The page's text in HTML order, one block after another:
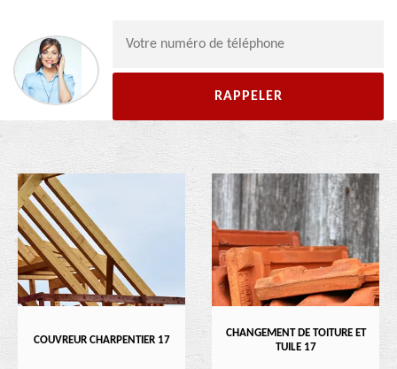
COUVREUR CHARPENTIER 17
CHANGEMENT DE TOITURE ET
TUILE 17